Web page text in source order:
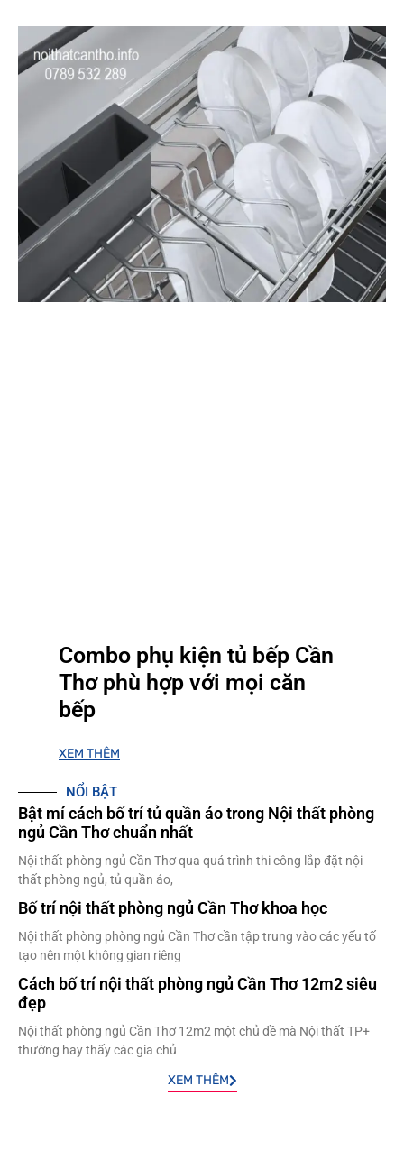
Combo phụ kiện tủ bếp Cần
Thơ phù hợp với mọi căn
bếp
XEM THÊM
NỔI BẬT
Bật mí cách bố trí tủ quần áo trong Nội thất phòng
ngủ Cần Thơ chuẩn nhất
Nội thất phòng ngủ Cần Thơ qua quá trình thi công lắp đặt nội
thất phòng ngủ, tủ quần áo,
Bố trí nội thất phòng ngủ Cần Thơ khoa học
Nội thất phòng phòng ngủ Cần Thơ cần tập trung vào các yếu tố
tạo nên một không gian riêng
Cách bố trí nội thất phòng ngủ Cần Thơ 12m2 siêu
đẹp
Nội thất phòng ngủ Cần Thơ 12m2 một chủ đề mà Nội thất TP+
thường hay thấy các gia chủ
XEM THÊM